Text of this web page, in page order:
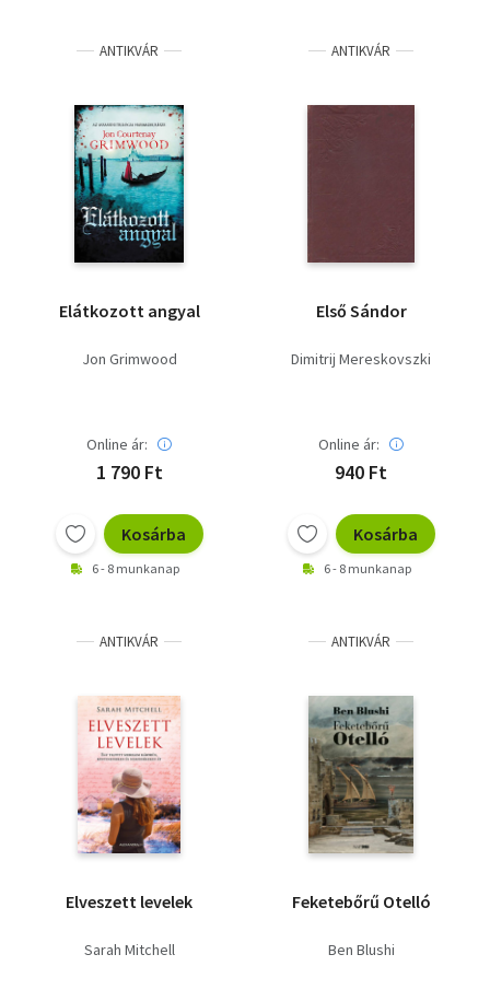
ANTIKVÁR
Elátkozott angyal
Jon Grimwood
Online ár:
1 790 Ft
Kosárba
6 - 8 munkanap
ANTIKVÁR
Első Sándor
Dimitrij Mereskovszki
Online ár:
940 Ft
Kosárba
6 - 8 munkanap
ANTIKVÁR
Elveszett levelek
Sarah Mitchell
ANTIKVÁR
Feketebőrű Otelló
Ben Blushi